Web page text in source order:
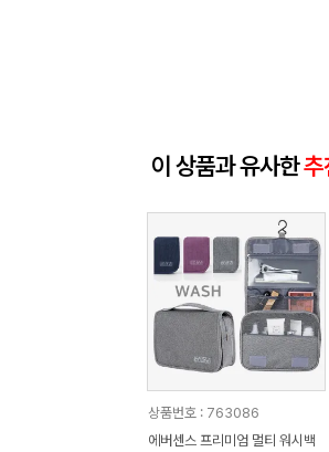
이 상품과 유사한추
상품번호 : 763086
에버센스 프리미엄 멀티 워시백